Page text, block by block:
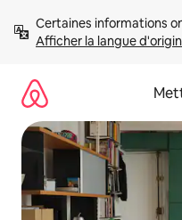
directement
Afficher la langue